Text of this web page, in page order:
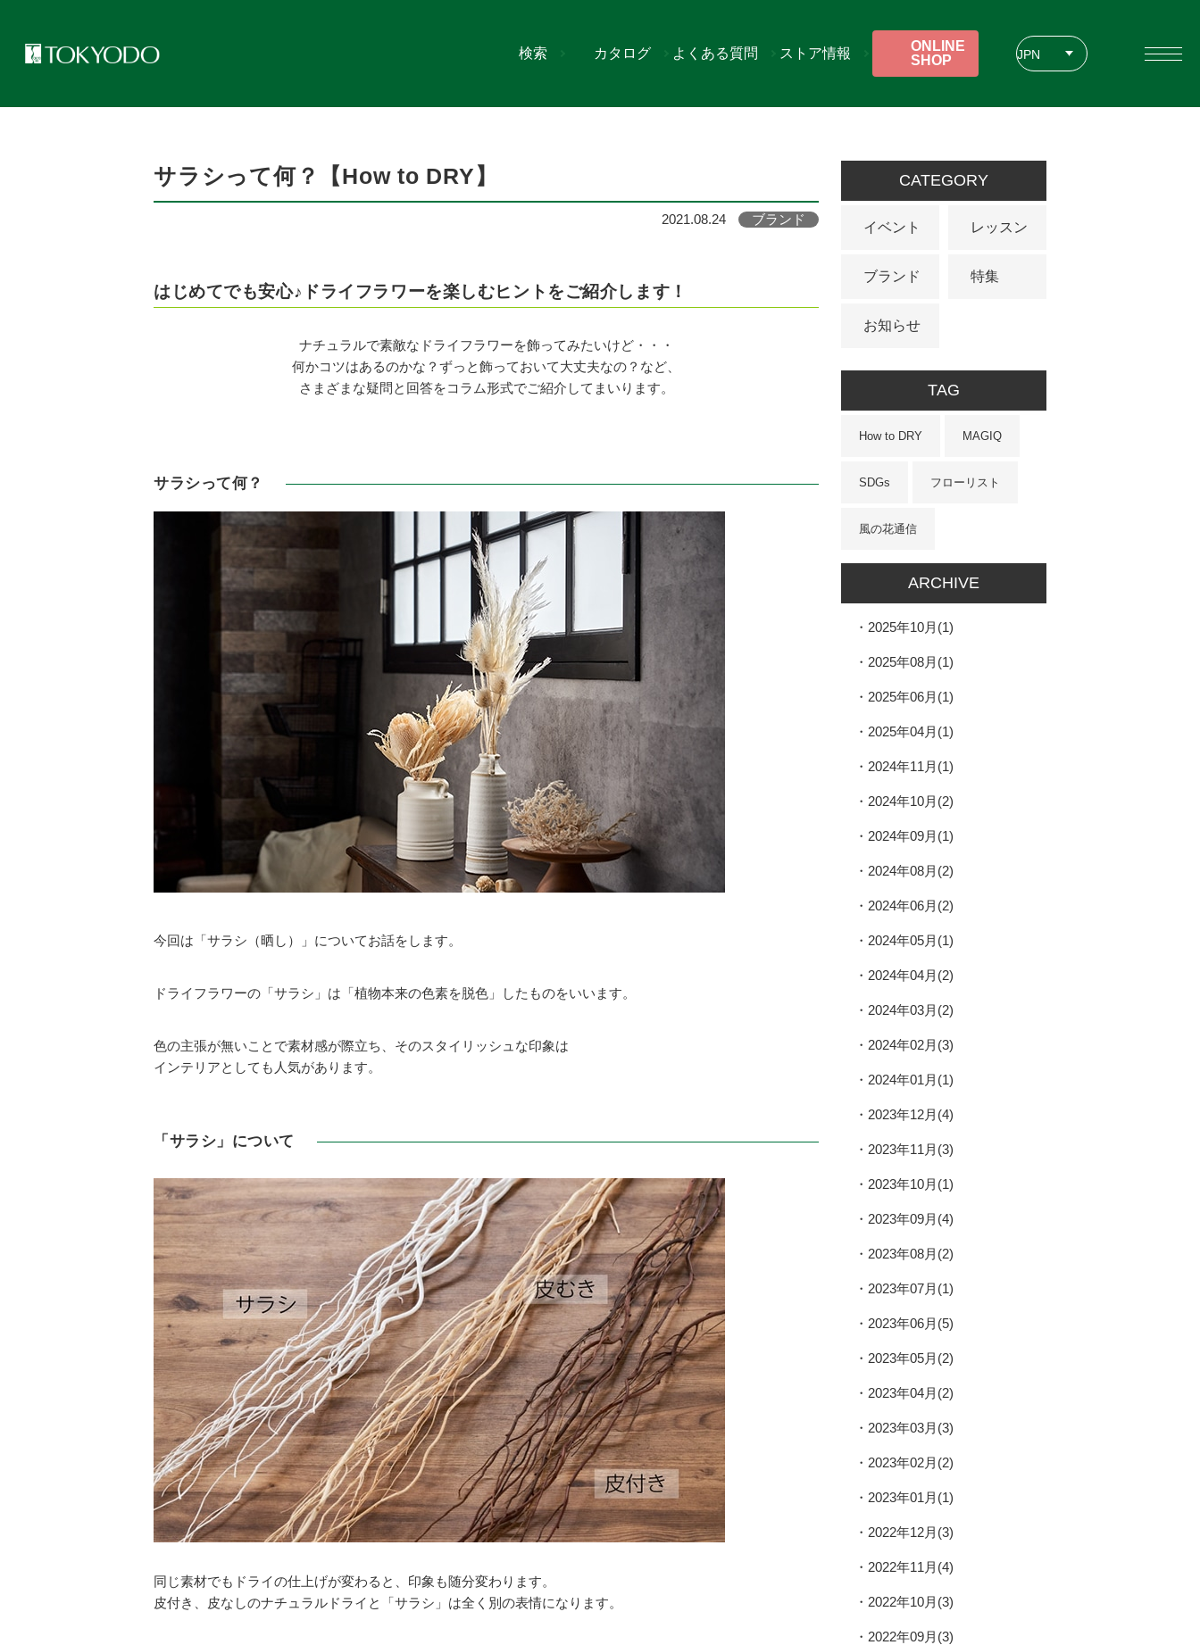
検索 JPN
カタログ よくある質問 ストア情報
ONLINE
SHOP
サラシって何？【How to DRY】
2021.08.24 ブランド
はじめてでも安心♪ドライフラワーを楽しむヒントをご紹介します！
ナチュラルで素敵なドライフラワーを飾ってみたいけど・・・
何かコツはあるのかな？ずっと飾っておいて大丈夫なの？など、
さまざまな疑問と回答をコラム形式でご紹介してまいります。
サラシって何？
今回は「サラシ（晒し）」についてお話をします。
ドライフラワーの「サラシ」は「植物本来の色素を脱色」したものをいいます。
色の主張が無いことで素材感が際立ち、そのスタイリッシュな印象は
インテリアとしても人気があります。
「サラシ」について
同じ素材でもドライの仕上げが変わると、印象も随分変わります。
皮付き、皮なしのナチュラルドライと「サラシ」は全く別の表情になります。
CATEGORY
イベント レッスン
ブランド 特集
お知らせ
TAG
How to DRY MAGIQ
SDGs フローリスト
風の花通信
ARCHIVE
2025年10月(1)
2025年08月(1)
2025年06月(1)
2025年04月(1)
2024年11月(1)
2024年10月(2)
2024年09月(1)
2024年08月(2)
2024年06月(2)
2024年05月(1)
2024年04月(2)
2024年03月(2)
2024年02月(3)
2024年01月(1)
2023年12月(4)
2023年11月(3)
2023年10月(1)
2023年09月(4)
2023年08月(2)
2023年07月(1)
2023年06月(5)
2023年05月(2)
2023年04月(2)
2023年03月(3)
2023年02月(2)
2023年01月(1)
2022年12月(3)
2022年11月(4)
2022年10月(3)
2022年09月(3)